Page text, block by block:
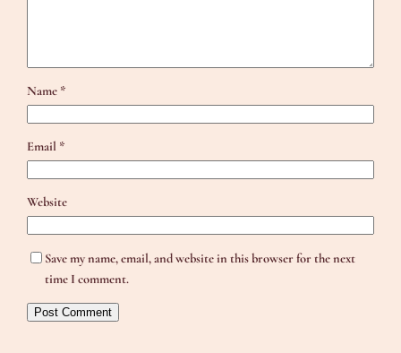
Name *
Email *
Website
Save my name, email, and website in this browser for the next
time I comment.